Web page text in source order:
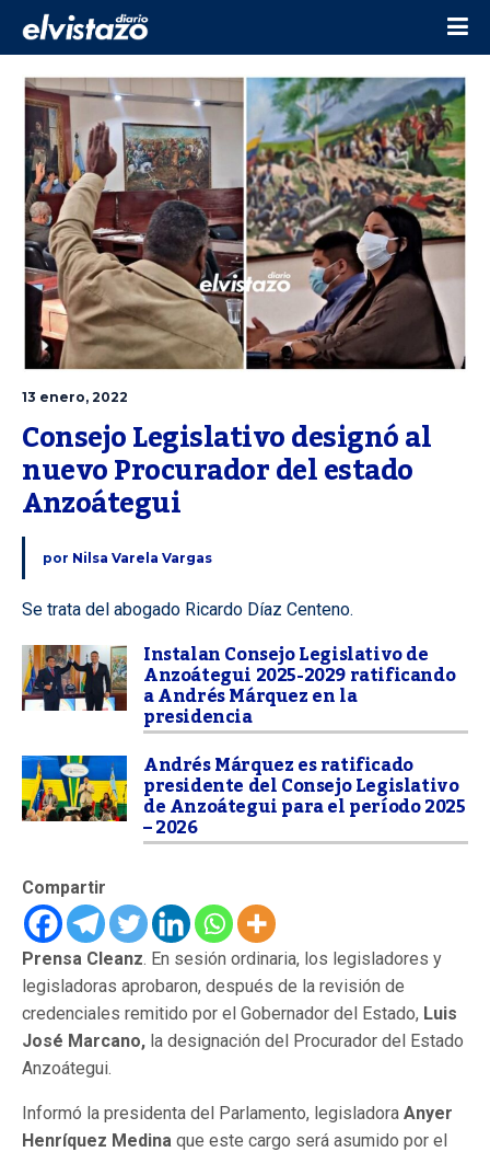
13 enero, 2022
Consejo Legislativo designó al
nuevo Procurador del estado
Anzoátegui
por Nilsa Varela Vargas
Se trata del abogado Ricardo Díaz Centeno.
Instalan Consejo Legislativo de
Anzoátegui 2025-2029 ratificando
a Andrés Márquez en la
presidencia
Andrés Márquez es ratificado
presidente del Consejo Legislativo
de Anzoátegui para el período 2025
– 2026
Compartir
Prensa Cleanz. En sesión ordinaria, los legisladores y
legisladoras aprobaron, después de la revisión de
credenciales remitido por el Gobernador del Estado, Luis
José Marcano, la designación del Procurador del Estado
Anzoátegui.
Informó la presidenta del Parlamento, legisladora Anyer
Henríquez Medina que este cargo será asumido por el